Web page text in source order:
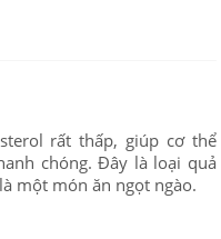
rất thấp, giúp cơ thể
chóng. Đây là loại quả
một món ăn ngọt ngào.